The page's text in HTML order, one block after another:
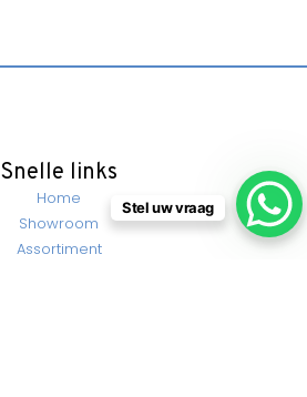
Snelle links
Home
Showroom
Assortiment
Stel uw vraag